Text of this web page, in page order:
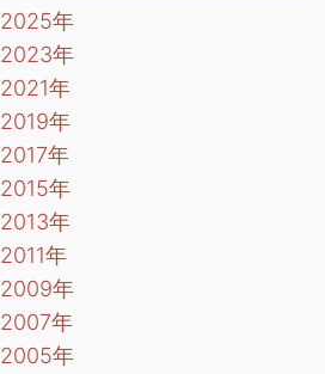
2025年
2023年
2021年
2019年
2017年
2015年
2013年
2011年
2009年
2007年
2005年